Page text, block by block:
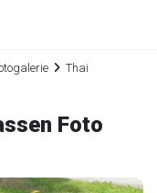
Thai
Foto